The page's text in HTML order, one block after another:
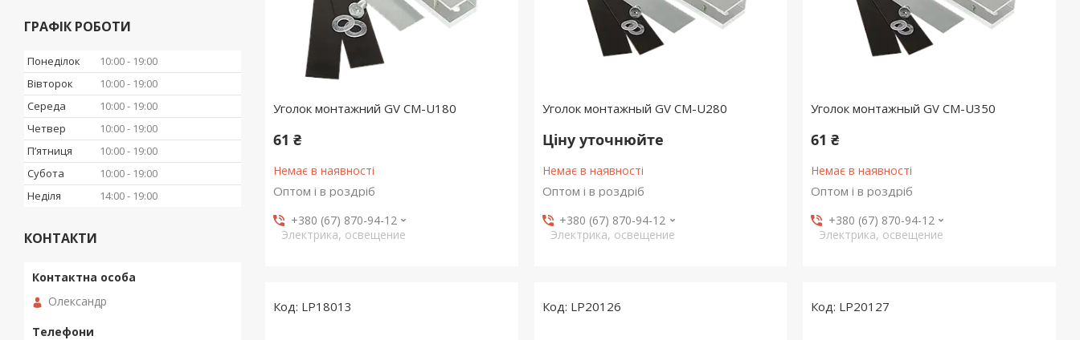
Уголок монтажний GV CM-U180
61 ₴
Немає в наявності
Оптом і в роздріб
+380 (67) 870-94-12
Электрика, освещение
Уголок монтажный GV CM-U280
Ціну уточнюйте
Немає в наявності
Оптом і в роздріб
+380 (67) 870-94-12
Электрика, освещение
Уголок монтажный GV CM-U350
61 ₴
Немає в наявності
Оптом і в роздріб
+380 (67) 870-94-12
Электрика, освещение
LP18013 LP20126 LP20127
ГРАФІК РОБОТИ
Понеділок 10:00
19:00
Вівторок
10:00
19:00
Середа
10:00
19:00
Четвер
10:00
19:00
Пʼятниця
10:00
19:00
Субота
10:00
19:00
Неділя
14:00 19:00
КОНТАКТИ
Олександр